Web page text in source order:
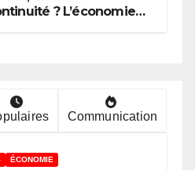
? L’économie
Communication
ÉCONOMIE